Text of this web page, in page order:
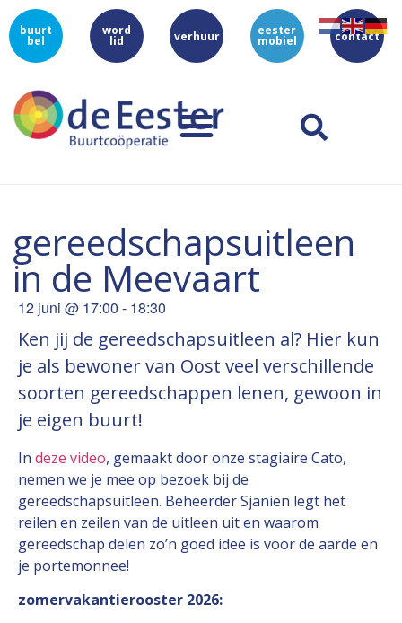
buurt
bel
word
lid verhuur eester
mobiel contact
gereedschapsuitleen
in de Meevaart
12 juni @ 17:00 - 18:30
Ken jij de gereedschapsuitleen al? Hier kun
je als bewoner van Oost veel verschillende
soorten gereedschappen lenen, gewoon in
je eigen buurt!
In deze video, gemaakt door onze stagiaire Cato,
nemen we je mee op bezoek bij de
gereedschapsuitleen. Beheerder Sjanien legt het
reilen en zeilen van de uitleen uit en waarom
gereedschap delen zo’n goed idee is voor de aarde en
je portemonnee!
zomervakantierooster 2026: